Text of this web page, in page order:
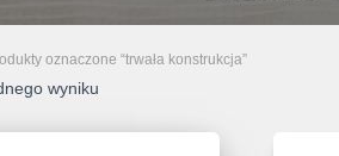
oznaczone “trwała konstrukcja”
wyniku